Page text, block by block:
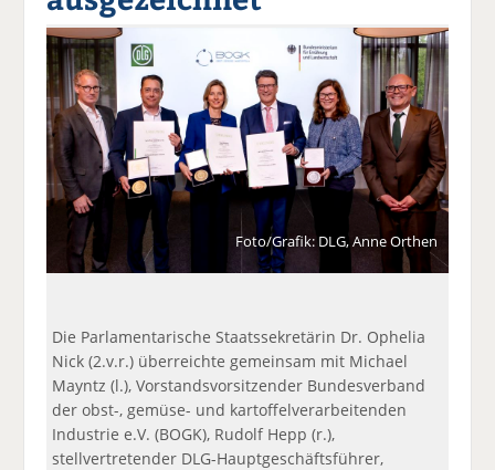
uf
ac
e
b
o
o
te
e
wi
tt
er
n
uf
Li
n
k
e
di
n
te
il
n
er
E
m
ai
l
v
er
se
n
d
e
ru
ck
e
n
Foto/Grafik: DLG, Anne Orthen
Die Parlamentarische Staatssekretärin Dr. Ophelia
Nick (2.v.r.) überreichte gemeinsam mit Michael
Mayntz (l.), Vorstandsvorsitzender Bundesverband
der obst-, gemüse- und kartoffelverarbeitenden
Industrie e.V. (BOGK), Rudolf Hepp (r.),
stellvertretender DLG-Hauptgeschäftsführer,